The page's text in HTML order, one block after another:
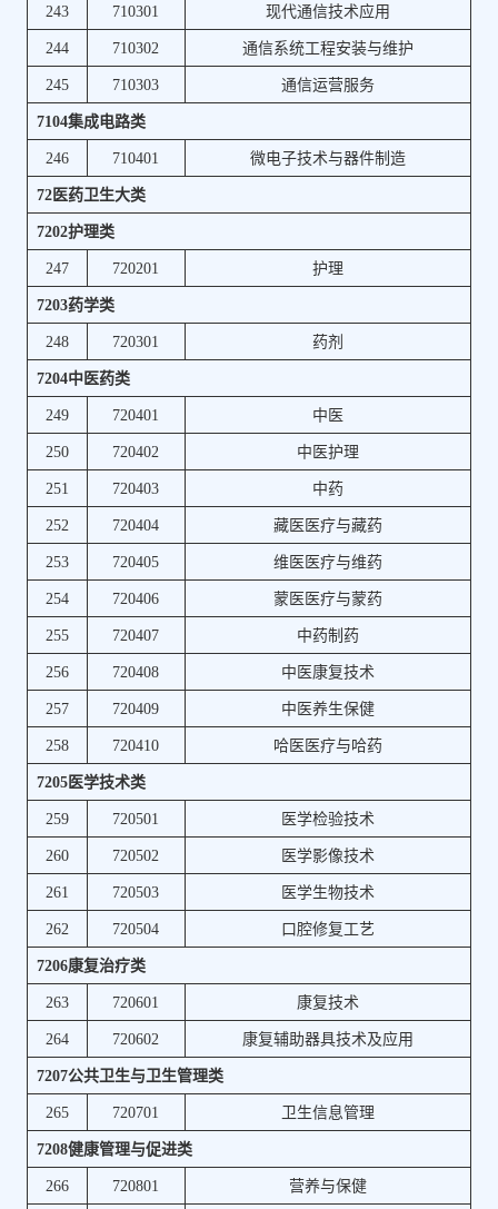
243 710301
现代通信技术应用
244
710302
通信系统工程安装与维护
245
710303
通信运营服务
7104集成电路类
246
710401
微电子技术与器件制造
72医药卫生大类
7202护理类
247
720201
护理
7203药学类
248
720301
药剂
7204中医药类
249
720401
中医
250
720402
中医护理
251
720403
中药
252
720404
藏医医疗与藏药
253
720405
维医医疗与维药
254
720406
蒙医医疗与蒙药
255
720407
中药制药
256
720408
中医康复技术
257
720409
中医养生保健
258
720410
哈医医疗与哈药
7205医学技术类
259
720501
医学检验技术
260
720502
医学影像技术
261
720503
医学生物技术
262
720504
口腔修复工艺
7206康复治疗类
263
720601
康复技术
264
720602
康复辅助器具技术及应用
7207公共卫生与卫生管理类
265
720701
卫生信息管理
7208健康管理与促进类
266
720801
营养与保健